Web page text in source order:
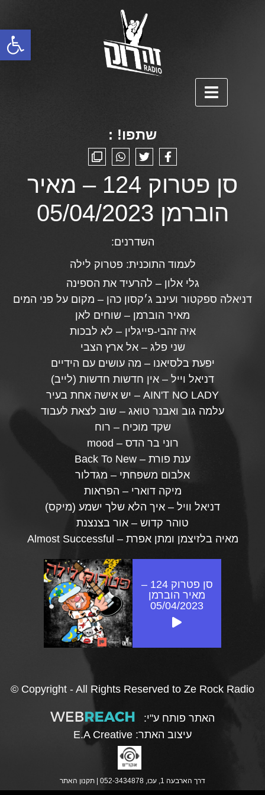
פתח סרגל נגישות
שתפו! :
סן פטרוק 124 – מאיר
הוברמן 05/04/2023
השדרנים:
לעמוד התוכנית: פטרוק לילה
גלי אלון – להרעיד את הספינה
דניאלה ספקטור ועינב ג׳קסון כהן – מקום על פני המים
מאיר הוברמן – שוחים לאן
איה זהבי-פייגלין – לא לבכות
שני פלג – אל ארץ הצבי
יפעת בלסיאנו – מה עושים עם הידיים
דניאל וייל – אין חדשות חדשות (לייב)
AIN'T NO LADY – יש אישה אחת בעיר
עלמה גוב ואבנר טואג – שוב לצאת לעבוד
שקד מוכיח – רוח
רוני בר הדס – mood
ענת פורת – Back To New
אלבום משפחתי – מגדלור
מיקה דוארי – הפראות
דניאל וויל – איך הלא שלך ישמע (מיקס)
טוהר קדוש – אור בצנצנת
מאיה בלזיצמן ומתן אפרת – Almost Successful
סן פטרוק 124 –
מאיר הוברמן
05/04/2023
© Copyright - All Rights Reserved to Ze Rock Radio
האתר פותח ע"י:
עיצוב האתר: E.A Creative
דרך הארבעה 1, עכו, 052-3434878 | תקנון האתר